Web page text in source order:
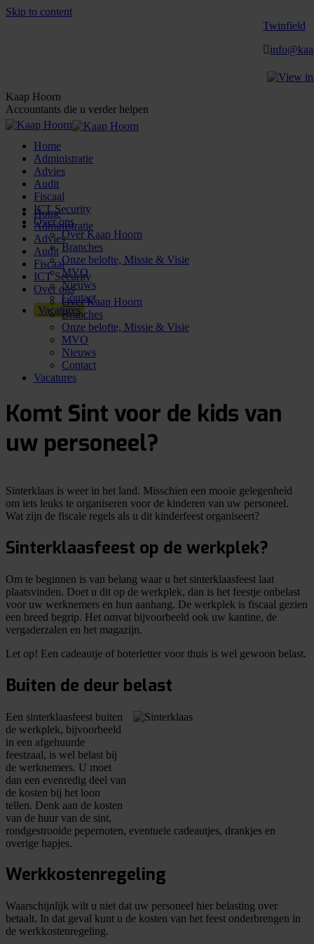
Skip to content
Twinfield
Kaap Hoorn
Accountants die u verder helpen
Home
Administratie
Advies
Audit
Fiscaal
ICT Security
Over ons
Over Kaap Hoorn
Branches
Onze belofte, Missie & Visie
MVO
Nieuws
Contact
Vacatures
Home
Administratie
Advies
Audit
Fiscaal
ICT Security
Over ons
Over Kaap Hoorn
Branches
Onze belofte, Missie & Visie
MVO
Nieuws
Contact
Vacatures
Komt Sint voor de kids van
uw personeel?
Sinterklaas is weer in het land. Misschien een mooie gelegenheid
om iets leuks te organiseren voor de kinderen van uw personeel.
Wat zijn de fiscale regels als u dit kinderfeest organiseert?
Sinterklaasfeest op de werkplek?
Om te beginnen is van belang waar u het sinterklaasfeest laat
plaatsvinden. Doet u dit op de werkplek, dan is het feestje onbelast
voor uw werknemers en hun aanhang. De werkplek is fiscaal gezien
een breed begrip. Het omvat bijvoorbeeld ook uw kantine, de
vergaderzalen en het magazijn.
Let op! Een cadeautje of boterletter voor thuis is wel gewoon belast.
Buiten de deur belast
Een sinterklaasfeest buiten
de werkplek, bijvoorbeeld
in een afgehuurde
feestzaal, is wel belast bij
de werknemers. U moet
dan een evenredig deel van
de kosten bij het loon
tellen. Denk aan de kosten
van de huur van de sint,
rondgestrooide pepernoten, eventuele cadeautjes, drankjes en
overige hapjes.
Werkkostenregeling
Waarschijnlijk wilt u niet dat uw personeel hier belasting over
betaalt. In dat geval kunt u de kosten van het feest onderbrengen in
de werkkostenregeling.